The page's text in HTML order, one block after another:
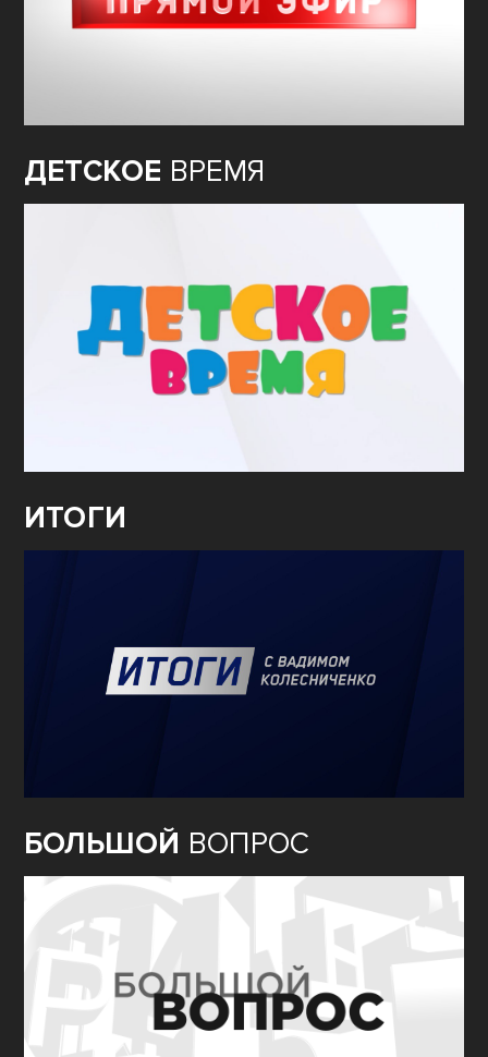
ДЕТСКОЕ ВРЕМЯ
ИТОГИ
БОЛЬШОЙ ВОПРОС